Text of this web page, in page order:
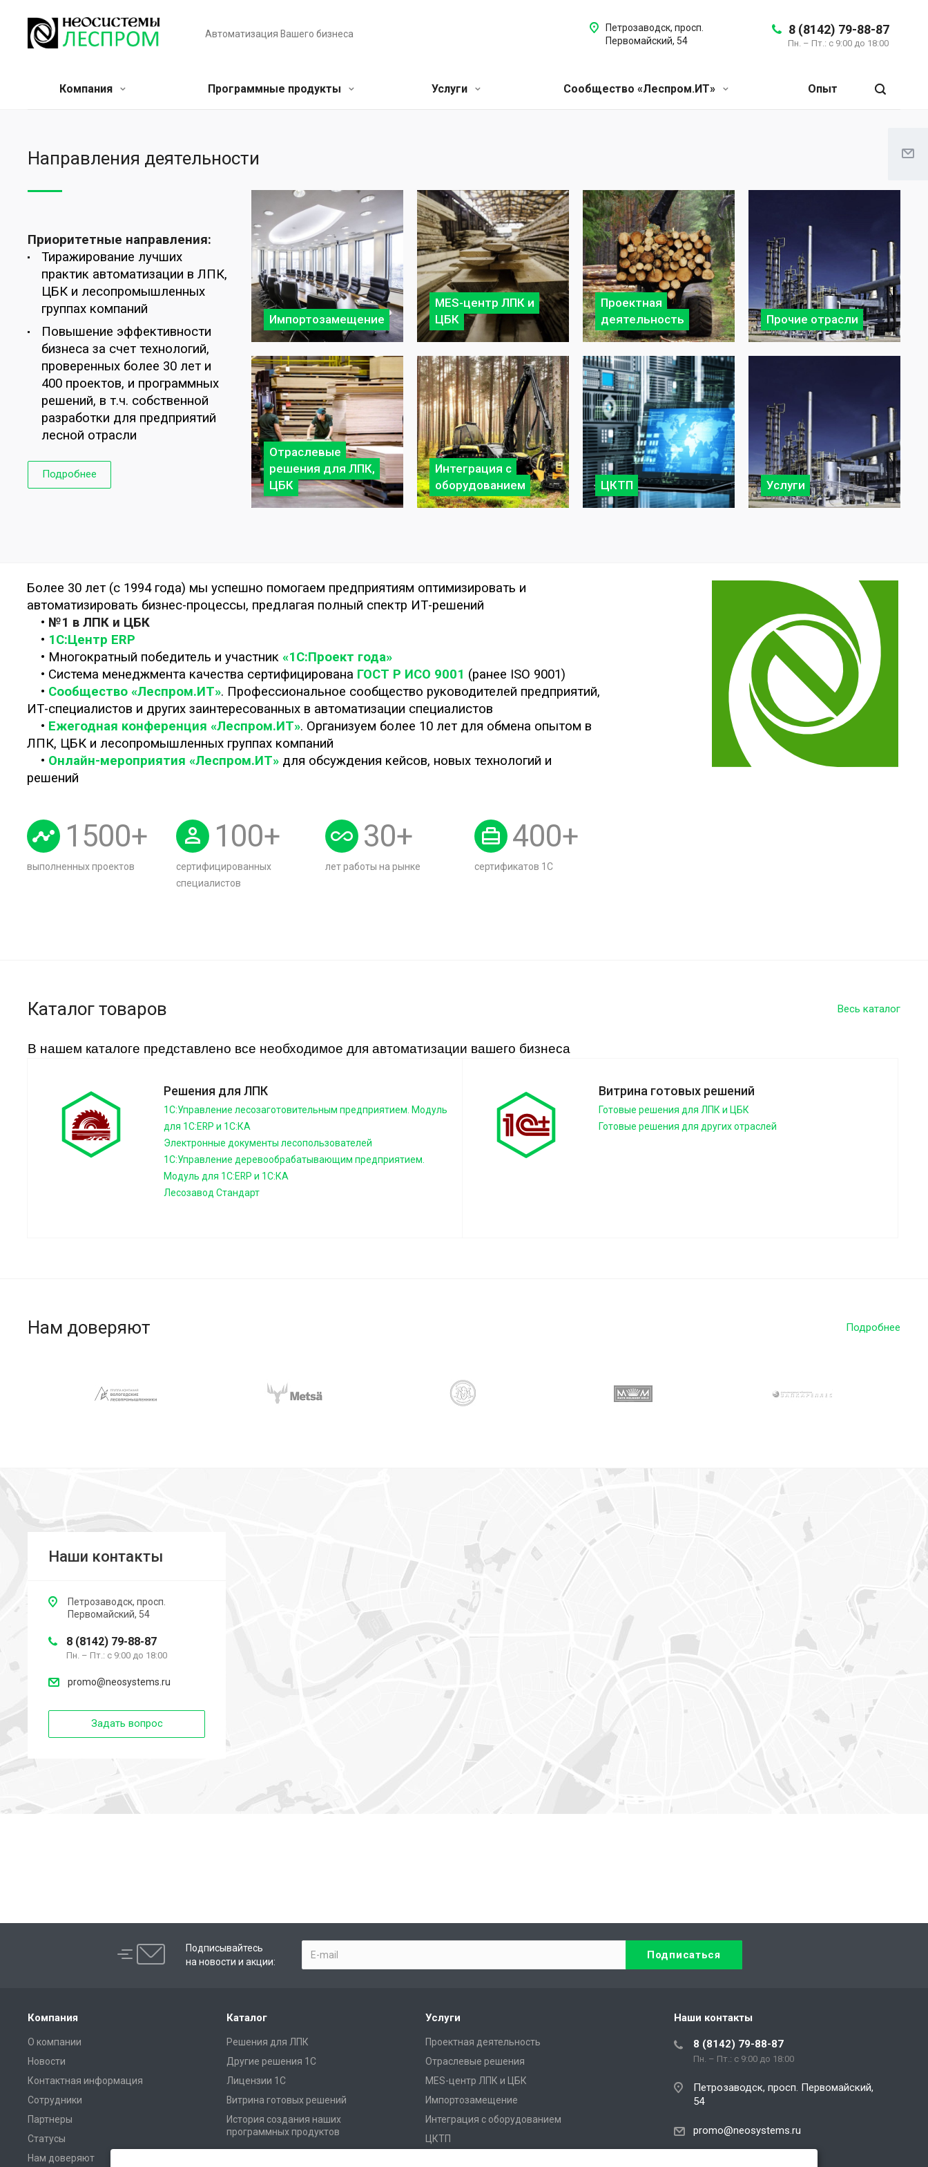
Автоматизация Вашего бизнеса 8 (8142) 79-88-87
Пн. – Пт.: с 9:00 до 18:00
Петрозаводск, просп.
Первомайский, 54
Компания Программные продукты Услуги Сообщество «Леспром.ИТ» Опыт
Направления деятельности
Приоритетные направления:
Тиражирование лучших
практик автоматизации в ЛПК,
ЦБК и лесопромышленных
группах компаний
Повышение эффективности
бизнеса за счет технологий,
проверенных более 30 лет и
400 проектов, и программных
решений, в т.ч. собственной
разработки для предприятий
лесной отрасли
Подробнее
Импортозамещение
MES-центр ЛПК и
ЦБК
Проектная
деятельность
Прочие отрасли
Отраслевые
решения для ЛПК,
ЦБК
Интеграция с
оборудованием
ЦКТП Услуги
Более 30 лет (с 1994 года) мы успешно помогаем предприятиям оптимизировать и
автоматизировать бизнес-процессы, предлагая полный спектр ИТ-решений
• №1 в ЛПК и ЦБК
• 1С:Центр ERP
• Многократный победитель и участник «1С:Проект года»
• Система менеджмента качества сертифицирована ГОСТ Р ИСО 9001 (ранее ISO 9001)
• Сообщество «Леспром.ИТ». Профессиональное сообщество руководителей предприятий,
ИТ-специалистов и других заинтересованных в автоматизации специалистов
• Ежегодная конференция «Леспром.ИТ». Организуем более 10 лет для обмена опытом в
ЛПК, ЦБК и лесопромышленных группах компаний
• Онлайн-мероприятия «Леспром.ИТ» для обсуждения кейсов, новых технологий и
решений
1500+
выполненных проектов
100+
сертифицированных
специалистов
30+
лет работы на рынке
400+
сертификатов 1С
Весь каталог
Каталог товаров
В нашем каталоге представлено все необходимое для автоматизации вашего бизнеса
Решения для ЛПК
1С:Управление лесозаготовительным предприятием. Модуль
для 1С:ERP и 1С:КА
Электронные документы лесопользователей
1С:Управление деревообрабатывающим предприятием.
Модуль для 1С:ERP и 1С:КА
Лесозавод Стандарт
Витрина готовых решений
Готовые решения для ЛПК и ЦБК
Готовые решения для других отраслей
Нам доверяют Подробнее
Наши контакты
Петрозаводск, просп.
Первомайский, 54
8 (8142) 79-88-87
Пн. – Пт.: с 9:00 до 18:00
promo@neosystems.ru
Задать вопрос
загрузка карты...
Подписывайтесь
на новости и акции:
Компания
О компании
Новости
Контактная информация
Сотрудники
Партнеры
Статусы
Нам доверяют
Каталог
Решения для ЛПК
Другие решения 1С
Лицензии 1С
Витрина готовых решений
История создания наших
программных продуктов
Услуги
Проектная деятельность
Отраслевые решения
MES-центр ЛПК и ЦБК
Импортозамещение
Интеграция с оборудованием
ЦКТП
Наши контакты
8 (8142) 79-88-87
Пн. – Пт.: с 9:00 до 18:00
Петрозаводск, просп. Первомайский,
54
promo@neosystems.ru